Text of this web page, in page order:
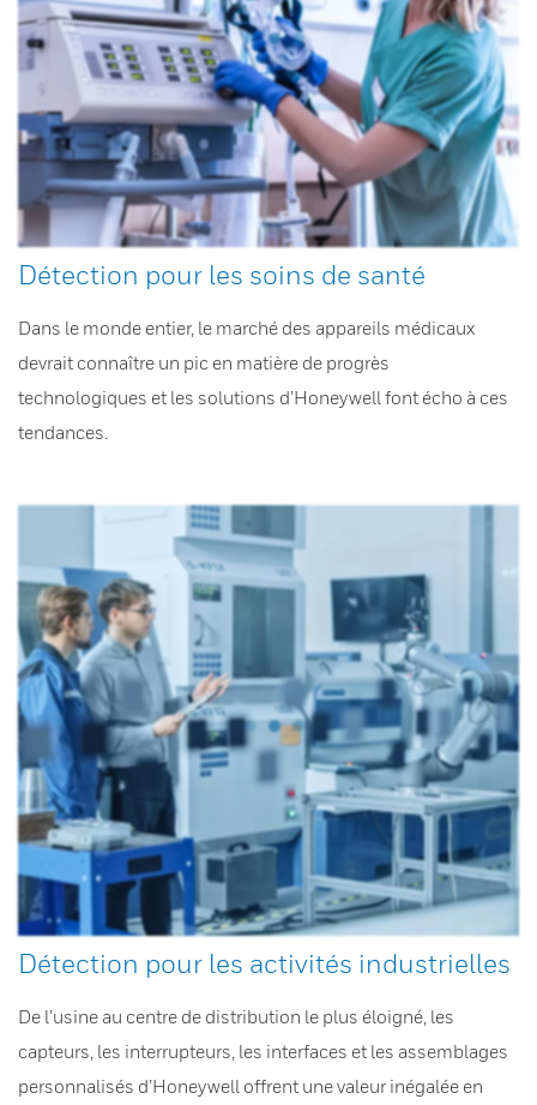
Détection pour les soins de santé
Dans le monde entier, le marché des appareils médicaux
devrait connaître un pic en matière de progrès
technologiques et les solutions d’Honeywell font écho à ces
tendances.
Détection pour les activités industrielles
De l’usine au centre de distribution le plus éloigné, les
capteurs, les interrupteurs, les interfaces et les assemblages
personnalisés d’Honeywell offrent une valeur inégalée en